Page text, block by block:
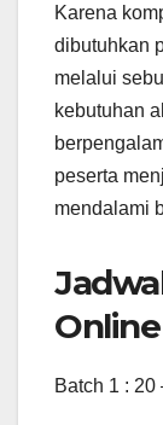
Karena
dibutuhkan
melalui
kebutuhan
peserta
mendalami
Batch 1 :